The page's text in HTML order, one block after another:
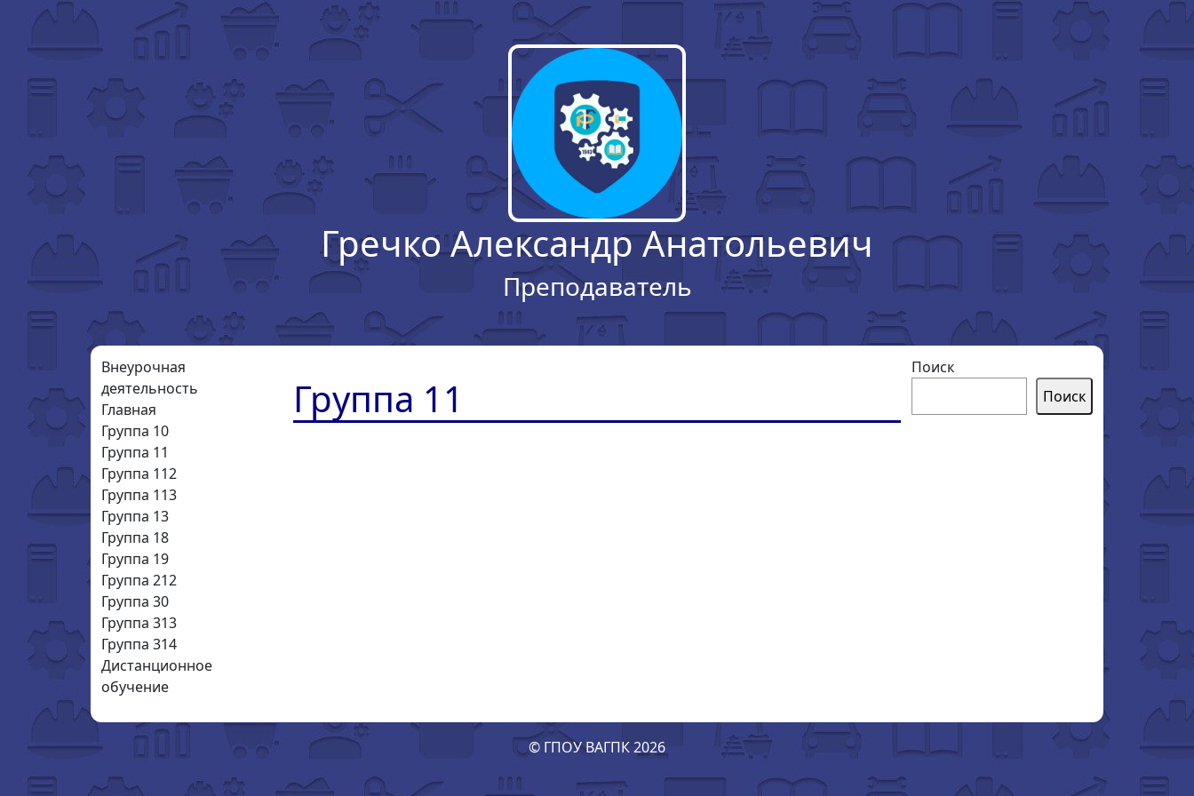
Гречко Александр Анатольевич
Преподаватель
Внеурочная
деятельность
Главная
Группа 10
Группа 11
Группа 112
Группа 113
Группа 13
Группа 18
Группа 19
Группа 212
Группа 30
Группа 313
Группа 314
Дистанционное
обучение
Группа 11
Поиск
Поиск
© ГПОУ ВАГПК 2026